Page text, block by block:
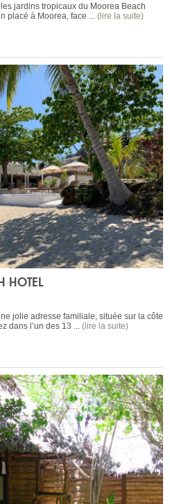
jardins tropicaux du Moorea Beach
placé à Moorea, face ... (lire la suite)
HOTEL
jolie adresse familiale, située sur la côte
dans l’un des 13 ... (lire la suite)